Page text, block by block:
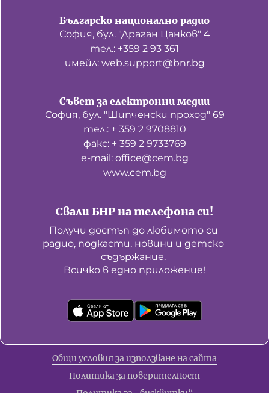
Българско национално радио
София, бул. "Драган Цанков" 4
тел.: +359 2 93 361
имейл: web.support@bnr.bg
Свали БНР на телефона си!
Получи достъп до любимото си
радио, подкасти, новини и детско
съдържание.
Всичко в едно приложение!
Съвет за електронни медии
София, бул. "Шипченски проход" 69
тел.: + 359 2 9708810
факс: + 359 2 9733769
е-mail: office@cem.bg
www.cem.bg
Общи условия за използване на сайта
Политика за поверителност